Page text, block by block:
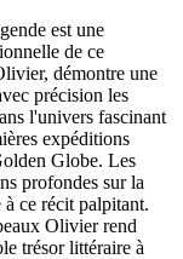
est une
de ce
démontre une
précision les
l'univers fascinant
expéditions
Globe. Les
profondes sur la
ce récit palpitant.
Olivier rend
trésor littéraire à